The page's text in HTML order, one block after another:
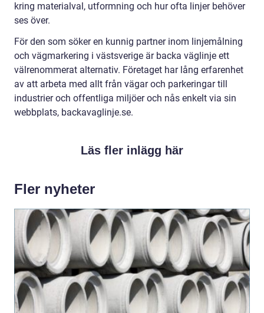
kring materialval, utformning och hur ofta linjer behöver
ses över.
För den som söker en kunnig partner inom linjemålning
och vägmarkering i västsverige är backa väglinje ett
välrenommerat alternativ. Företaget har lång erfarenhet
av att arbeta med allt från vägar och parkeringar till
industrier och offentliga miljöer och nås enkelt via sin
webbplats, backavaglinje.se.
Läs fler inlägg här
Fler nyheter